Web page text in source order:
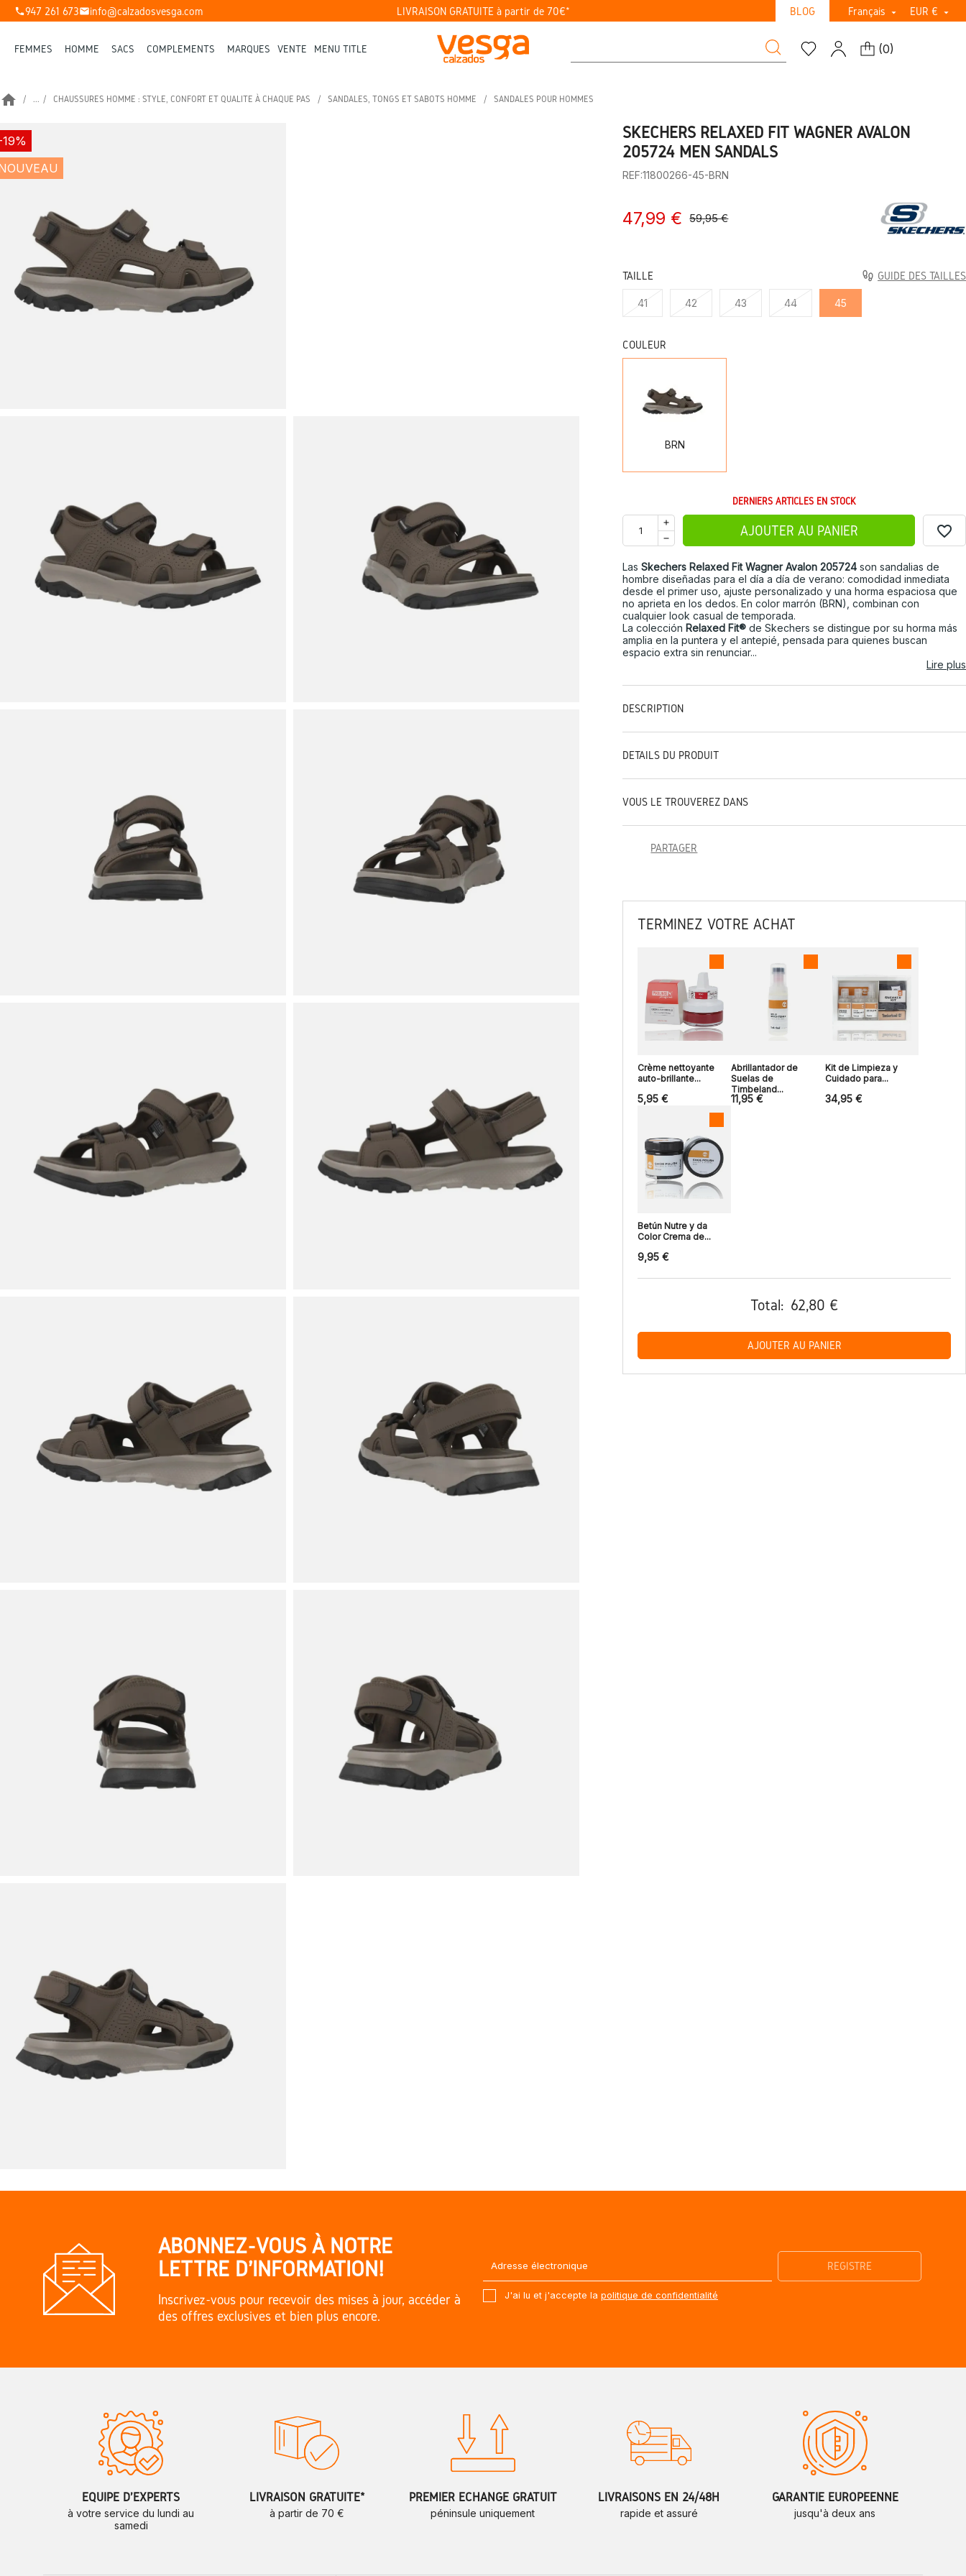
phone947 261 673mailinfo@calzadosvesga.com LIVRAISON GRATUITE à partir de 70€* BLOG Français  EUR € 
FEMMES HOMME SACS COMPLÉMENTS MARQUES VENTE MENU TITLE (0)
home ... CHAUSSURES HOMME : STYLE, CONFORT ET QUALITÉ À CHAQUE PAS SANDALES, TONGS ET SABOTS HOMME SANDALES POUR HOMMES
SKECHERS RELAXED FIT WAGNER AVALON
205724 MEN SANDALS
REF:11800266-45-BRN
47,99 € 59,95 €
TAILLE GUIDE DES TAILLES
41 42 43 44 45
COULEUR
BRN
DERNIERS ARTICLES EN STOCK
AJOUTER AU PANIER favorite_border
LasSkechers Relaxed Fit Wagner Avalon 205724 son sandalias de
hombre diseñadas para el día a día de verano: comodidad inmediata
desde el primer uso, ajuste personalizado y una horma espaciosa que
no aprieta en los dedos. En color marrón (BRN), combinan con
cualquier look casual de temporada.
La colección Relaxed Fit® de Skechers se distingue por su horma más
amplia en la puntera y el antepié, pensada para quienes buscan
espacio extra sin renunciar...
Lire plus
DESCRIPTION
DÉTAILS DU PRODUIT
VOUS LE TROUVEREZ DANS
PARTAGER
TERMINEZ VOTRE ACHAT
Crème nettoyante
auto-brillante...
5,95 €
Abrillantador de
Suelas de
Timbeland...
11,95 €
Kit de Limpieza y
Cuidado para...
34,95 €
Betún Nutre y da
Color Crema de...
9,95 €
Total: 62,80 €
AJOUTER AU PANIER
ABONNEZ-VOUS À NOTRE
LETTRE D'INFORMATION!
Inscrivez-vous pour recevoir des mises à jour, accéder à
des offres exclusives et bien plus encore.
J'ai lu et j'accepte la politique de confidentialité
ÉQUIPE D'EXPERTS
à votre service du lundi au
samedi
LIVRAISON GRATUITE*
à partir de 70 €
PREMIER ÉCHANGE GRATUIT
péninsule uniquement
LIVRAISONS EN 24/48H
rapide et assuré
GARANTIE EUROPÉENNE
jusqu'à deux ans